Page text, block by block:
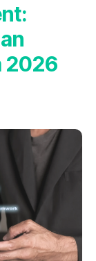
2026